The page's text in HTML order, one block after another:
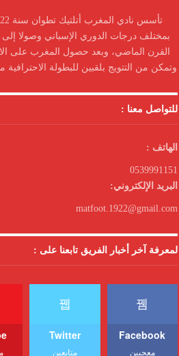
بمختلف درجات الدوري الإسباني وصولا
القرن الماضي، وبعد حصول المغرب على
وتمكن من التتويج بلقبين للبطولة الاحترافية موسمي 2011/2012
للتواصل معنا :
الهاتف :
0539991151
البريد الإلكتروني:
matfoot.1922@gmail.com
لمعرفة آخر أخبار الفريق تابعنا على :
Facebook
معجبين
Twitter
متابعين